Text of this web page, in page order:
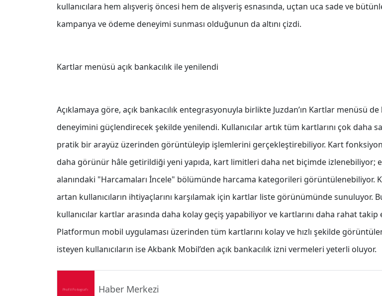
kullanıcılara hem alışveriş öncesi hem de alışveriş esnasında, uçtan uca sade ve
kampanya ve ödeme deneyimi sunması olduğunun da altını çizdi.
Kartlar menüsü açık bankacılık ile yenilendi
Açıklamaya göre, açık bankacılık entegrasyonuyla birlikte Juzdan’ın Kartlar menüsü de
deneyimini güçlendirecek şekilde yenilendi. Kullanıcılar artık tüm kartlarını çok daha
pratik bir arayüz üzerinden görüntüleyip işlemlerini gerçekleştirebiliyor. Kart
daha görünür hâle getirildiği yeni yapıda, kart limitleri daha net biçimde izlenebiliyor;
alanındaki "Harcamaları İncele" bölümünde harcama kategorileri görüntülenebiliyor.
artan kullanıcıların ihtiyaçlarını karşılamak için kartlar liste görünümünde sunuluyor.
kullanıcılar kartlar arasında daha kolay geçiş yapabiliyor ve kartlarını daha rahat takip
Platformun mobil uygulaması üzerinden tüm kartlarını kolay ve hızlı şekilde
isteyen kullanıcıların ise Akbank Mobil’den açık bankacılık izni vermeleri yeterli oluyor.
Haber Merkezi